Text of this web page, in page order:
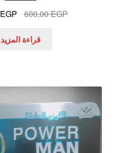
600,00EGP
السعر
هو:
EGP
قراءة المزيد